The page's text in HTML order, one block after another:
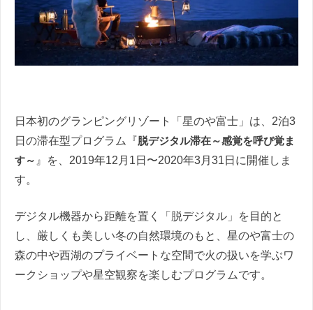
日本初のグランピングリゾート「星のや富士」は、2泊3
日の滞在型プログラム『脱デジタル滞在～感覚を呼び覚ま
す～ 』を、2019年12月1日〜2020年3月31日に開催しま
す。
デジタル機器から距離を置く「脱デジタル」を目的と
し、厳しくも美しい冬の自然環境のもと、星のや富士の
森の中や西湖のプライベートな空間で火の扱いを学ぶワ
ークショップや星空観察を楽しむプログラムです。